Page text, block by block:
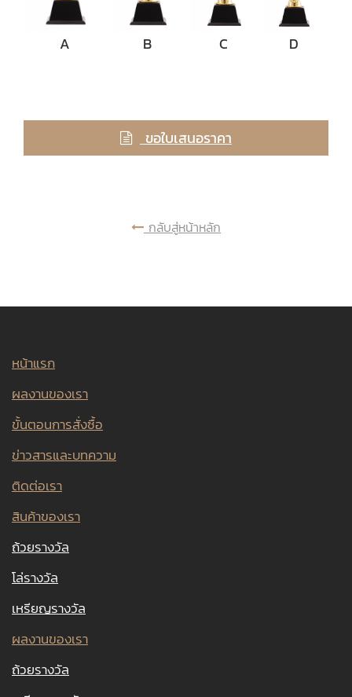
A B C D
ขอใบเสนอราคา
กลับสู่หน้าหลัก
หน้าแรก
ผลงานของเรา
ขั้นตอนการสั่งซื้อ
ข่าวสารและบทความ
ติดต่อเรา
สินค้าของเรา
ถ้วยรางวัล
โล่รางวัล
เหรียญรางวัล
ผลงานของเรา
ถ้วยรางวัล